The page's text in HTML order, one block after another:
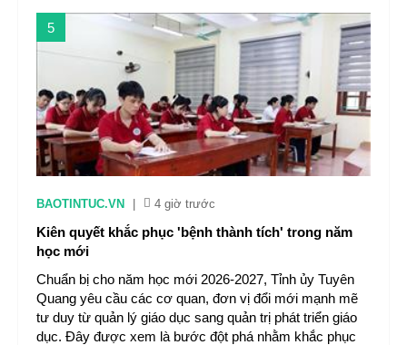
5
BAOTINTUC.VN 4 giờ trước
Kiên quyết khắc phục 'bệnh thành tích' trong năm
học mới
Chuẩn bị cho năm học mới 2026-2027, Tỉnh ủy Tuyên
Quang yêu cầu các cơ quan, đơn vị đổi mới mạnh mẽ
tư duy từ quản lý giáo dục sang quản trị phát triển giáo
dục. Đây được xem là bước đột phá nhằm khắc phục